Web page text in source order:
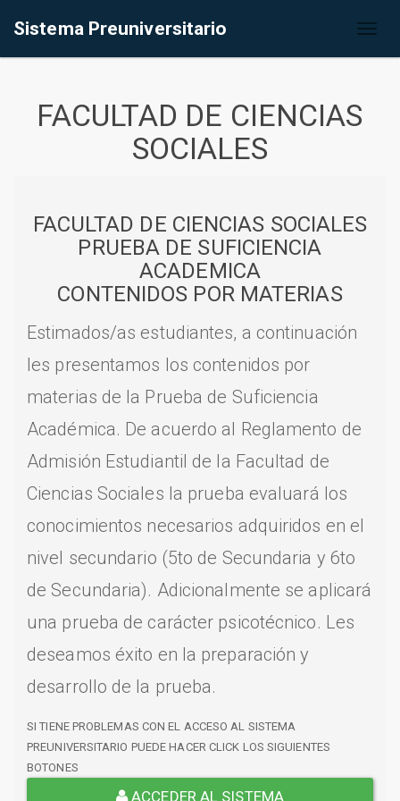
Sistema Preuniversitario
FACULTAD DE CIENCIAS
SOCIALES
FACULTAD DE CIENCIAS SOCIALES
PRUEBA DE SUFICIENCIA
ACADEMICA
CONTENIDOS POR MATERIAS
Estimados/as estudiantes, a continuación
les presentamos los contenidos por
materias de la Prueba de Suficiencia
Académica. De acuerdo al Reglamento de
Admisión Estudiantil de la Facultad de
Ciencias Sociales la prueba evaluará los
conocimientos necesarios adquiridos en el
nivel secundario (5to de Secundaria y 6to
de Secundaria). Adicionalmente se aplicará
una prueba de carácter psicotécnico. Les
deseamos éxito en la preparación y
desarrollo de la prueba.
SI TIENE PROBLEMAS CON EL ACCESO AL SISTEMA
PREUNIVERSITARIO PUEDE HACER CLICK LOS SIGUIENTES
BOTONES
ACCEDER AL SISTEMA